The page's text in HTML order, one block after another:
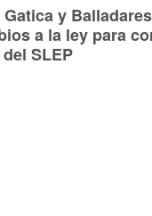
y Balladares
a la ley para
SLEP